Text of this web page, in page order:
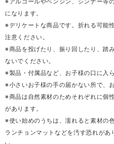
になります。
※デリケートな商品です。折れる可能
注意ください。
※商品を投げたり、振り回したり、踏
ないでください。
※製品・付属品など、お子様の口に入
※小さいお子様の手の届かない所で、
※商品は自然素材のためそれぞれに個
があります。
※使い始めのうちは、濡れると素材の
ランチョンマットなどを汚す恐れがあ